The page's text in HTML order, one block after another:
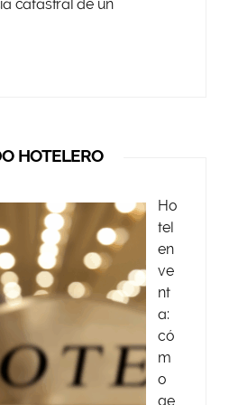
catastral de un
HOTELERO
Ho
tel
en
ve
nt
a:
có
m
o
ge